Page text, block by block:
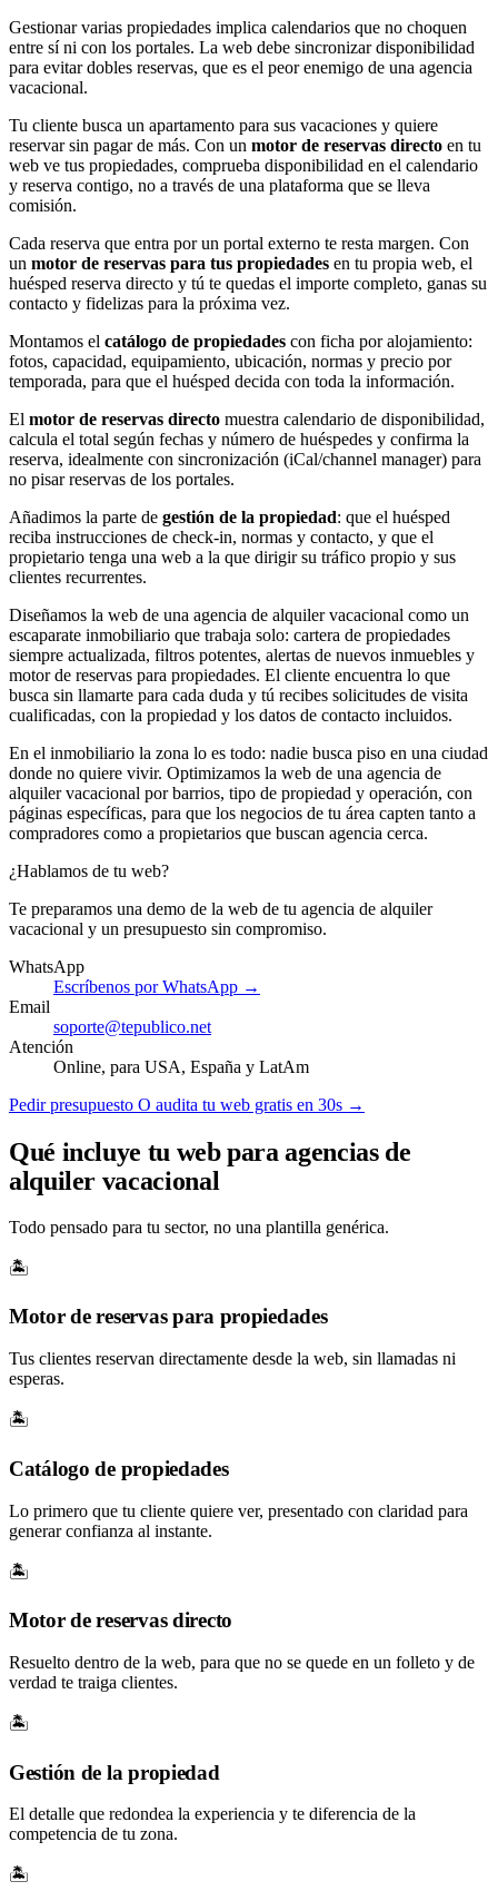
Gestionar varias propiedades implica calendarios que no choquen
entre sí ni con los portales. La web debe sincronizar disponibilidad
para evitar dobles reservas, que es el peor enemigo de una agencia
vacacional.
Tu cliente busca un apartamento para sus vacaciones y quiere
reservar sin pagar de más. Con un motor de reservas directo en tu
web ve tus propiedades, comprueba disponibilidad en el calendario
y reserva contigo, no a través de una plataforma que se lleva
comisión.
Cada reserva que entra por un portal externo te resta margen. Con
un motor de reservas para tus propiedades en tu propia web, el
huésped reserva directo y tú te quedas el importe completo, ganas su
contacto y fidelizas para la próxima vez.
Montamos el catálogo de propiedades con ficha por alojamiento:
fotos, capacidad, equipamiento, ubicación, normas y precio por
temporada, para que el huésped decida con toda la información.
El motor de reservas directo muestra calendario de disponibilidad,
calcula el total según fechas y número de huéspedes y confirma la
reserva, idealmente con sincronización (iCal/channel manager) para
no pisar reservas de los portales.
Añadimos la parte de gestión de la propiedad: que el huésped
reciba instrucciones de check-in, normas y contacto, y que el
propietario tenga una web a la que dirigir su tráfico propio y sus
clientes recurrentes.
Diseñamos la web de una agencia de alquiler vacacional como un
escaparate inmobiliario que trabaja solo: cartera de propiedades
siempre actualizada, filtros potentes, alertas de nuevos inmuebles y
motor de reservas para propiedades. El cliente encuentra lo que
busca sin llamarte para cada duda y tú recibes solicitudes de visita
cualificadas, con la propiedad y los datos de contacto incluidos.
En el inmobiliario la zona lo es todo: nadie busca piso en una ciudad
donde no quiere vivir. Optimizamos la web de una agencia de
alquiler vacacional por barrios, tipo de propiedad y operación, con
páginas específicas, para que los negocios de tu área capten tanto a
compradores como a propietarios que buscan agencia cerca.
¿Hablamos de tu web?
Te preparamos una demo de la web de tu agencia de alquiler
vacacional y un presupuesto sin compromiso.
WhatsApp
Escríbenos por WhatsApp →
Email
soporte@tepublico.net
Atención
Online, para USA, España y LatAm
Pedir presupuesto O audita tu web gratis en 30s →
Qué incluye tu web para agencias de
alquiler vacacional
Todo pensado para tu sector, no una plantilla genérica.
🏝️
Motor de reservas para propiedades
Tus clientes reservan directamente desde la web, sin llamadas ni
esperas.
🏝️
Catálogo de propiedades
Lo primero que tu cliente quiere ver, presentado con claridad para
generar confianza al instante.
🏝️
Motor de reservas directo
Resuelto dentro de la web, para que no se quede en un folleto y de
verdad te traiga clientes.
🏝️
Gestión de la propiedad
El detalle que redondea la experiencia y te diferencia de la
competencia de tu zona.
🏝️